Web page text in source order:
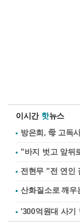
이시간 핫뉴스
방은희, 母 고독
"바지 벗고 앞뒤
전현무 "전 연인
'300억원대 사기